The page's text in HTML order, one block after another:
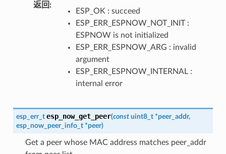
返回 :
ESP_OK : succeed
ESP_ERR_ESPNOW_NOT_INIT :
ESPNOW is not initialized
ESP_ERR_ESPNOW_ARG : invalid
argument
ESP_ERR_ESPNOW_INTERNAL :
internal error
esp_err_t esp_now_get_peer(const uint8_t *peer_addr,
esp_now_peer_info_t *peer)
Get a peer whose MAC address matches peer_addr